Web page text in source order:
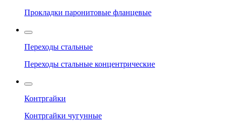
Прокладки паронитовые фланцевые
Переходы стальные
Переходы стальные концентрические
Контргайки
Контргайки чугунные